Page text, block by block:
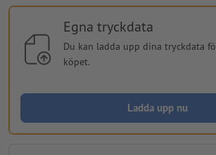
Egna tryckdata
Du kan ladda upp dina tryckdata
köpet.
Ladda upp nu